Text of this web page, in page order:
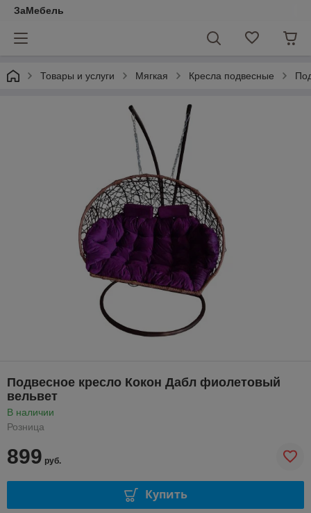
ЗаМебель
Товары и услуги Мягкая Кресла подвесные
Подвесное кресло Кокон Дабл фиолетовый
вельвет
В наличии
Розница
899 руб.
Купить